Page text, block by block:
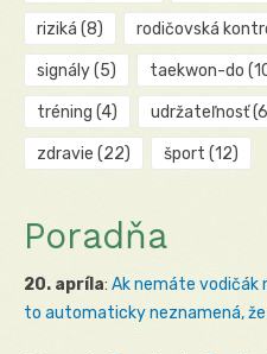
riziká (8) rodičovská
signály(5) taekwon-do
tréning (4) udržateľnosť
zdravie (22) šport (12)
Poradňa
20. apríla: Ak nemáte vodičák
to automaticky neznamená,